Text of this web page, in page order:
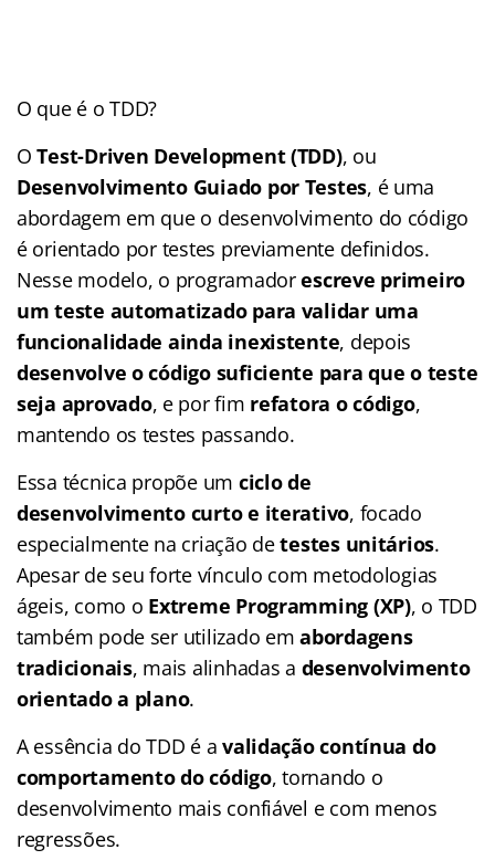
O que é o TDD?
OTest-Driven Development (TDD), ou
Desenvolvimento Guiado por Testes, é uma
abordagem em que o desenvolvimento do código
é orientado por testes previamente definidos.
Nesse modelo, o programadorescreve primeiro
um teste automatizado para validar uma
funcionalidade ainda inexistente, depois
desenvolve o código suficiente para que o teste
seja aprovado, e por fim refatora o código,
mantendo os testes passando.
Essa técnica propõe um ciclo de
desenvolvimento curto e iterativo, focado
especialmente na criação detestes unitários.
Apesar de seu forte vínculo com metodologias
ágeis, como o Extreme Programming (XP), o TDD
também pode ser utilizado emabordagens
tradicionais, mais alinhadas a desenvolvimento
orientado a plano.
A essência do TDD é avalidação contínua do
comportamento do código, tornando o
desenvolvimento mais confiável e com menos
regressões.